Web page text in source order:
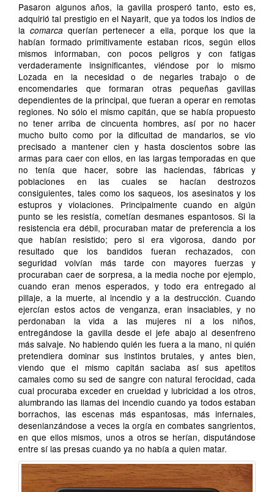
Pasaron algunos años, la gavilla prosperó tanto, esto es,
adquirió tal prestigio en el Nayarit, que ya todos los indios de
lacomarca querían pertenecer a ella, porque los que la
habían formado primitivamente estaban ricos, según ellos
mismos informaban, con pocos peligros y con fatigas
verdaderamente insignificantes, viéndose por lo mismo
Lozada en la necesidad o de negarles trabajo o de
encomendarles que formaran otras pequeñas gavillas
dependientes de la principal, que fueran a operar en remotas
regiones. No sólo el mismo capitán, que se había propuesto
no tener arriba de cincuenta hombres, así por no hacer
mucho bulto como por la dificultad de mandarlos, se vio
precisado a mantener cien y hasta doscientos sobre las
armas para caer con ellos, en las largas temporadas en que
no tenía que hacer, sobre las haciendas, fábricas y
poblaciones en las cuales se hacían destrozos
consiguientes, tales como los saqueos, los asesinatos y los
estupros y violaciones. Principalmente cuando en algún
punto se les resistía, cometían desmanes espantosos. Si la
resistencia era débil, procuraban matar de preferencia a los
que habían resistido; pero si era vigorosa, dando por
resultado que los bandidos fueran rechazados, con
seguridad volvían más tarde con mayores fuerzas y
procuraban caer de sorpresa, a la media noche por ejemplo,
cuando eran menos esperados, y todo era entregado al
pillaje, a la muerte, al incendio y a la destrucción. Cuando
ejercían estos actos de venganza, eran insaciables, y no
perdonaban la vida a las mujeres ni a los niños,
entregándose la gavilla desde el jefe abajo al desenfreno
más salvaje. No habiendo quién les fuera a la mano, ni quién
pretendiera dominar sus instintos brutales, y antes bien,
viendo que el mismo capitán saciaba así sus apetitos
camales como su sed de sangre con natural ferocidad, cada
cual procuraba exceder en crueldad y lubricidad a los otros,
alumbrando las llamas del incendio cuando ya todos estaban
borrachos, las escenas más espantosas, más infernales,
desenlanzándose a veces la orgía en combates sangrientos,
en que ellos mismos, unos a otros se herían, disputándose
entre sí las presas cuando ya no había a quien matar.